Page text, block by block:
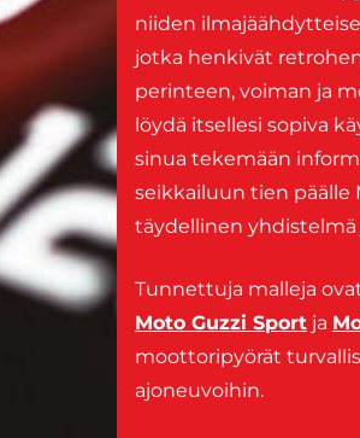
niiden
jotka henkivät
perinteen, voiman ja
löydä itsellesi sopiva
sinua tekemään
seikkailuun tien päälle
täydellinen yhdistelmä
Tunnettuja malleja
Moto Guzzi Sport ja
moottoripyörät
ajoneuvoihin.